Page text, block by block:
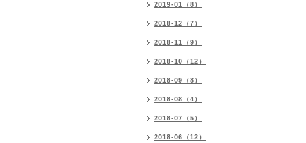
2019-01（8）
2018-12（7）
2018-11（9）
2018-10（12）
2018-09（8）
2018-08（4）
2018-07（5）
2018-06（12）